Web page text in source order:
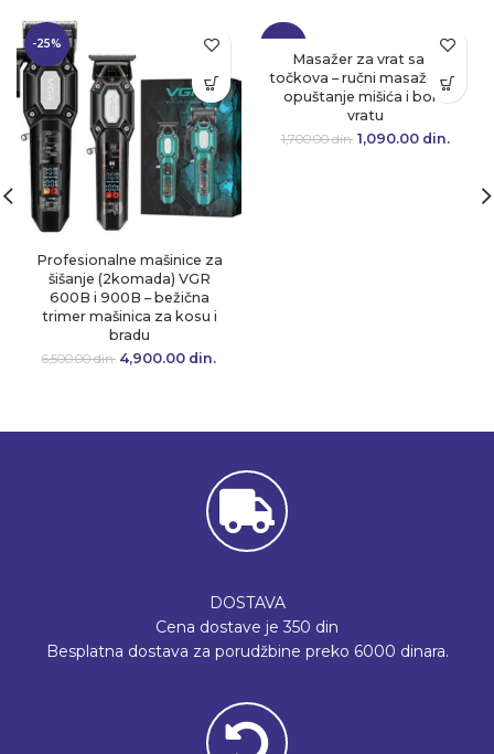
-25%
Profesionalne mašinice za
šišanje (2komada) VGR
600B i 900B – bežična
trimer mašinica za kosu i
bradu
6,500.00din. Originalna cena
4,900.00 din.
-36%
Masažer za vrat sa 6
točkova – ručni masažer za
opuštanje mišića i bol u
vratu
1,700.00din. Originalna cena
1,090.00 din.
DOSTAVA
Cena dostave je 350 din
Besplatna dostava za porudžbine preko 6000 dinara.